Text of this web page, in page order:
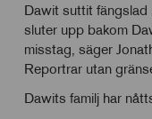
Dawit suttit fängslad
sluter upp bakom
misstag, säger
Reportrar utan
Dawits familj har